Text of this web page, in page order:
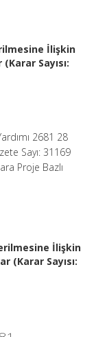
İlişkin
Sayısı:
2681 28
Sayı: 31169
Proje Bazlı
İlişkin
(Karar Sayısı: